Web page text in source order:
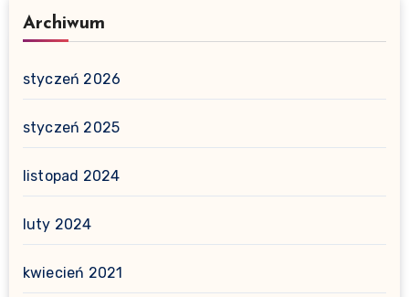
Archiwum
styczeń 2026
styczeń 2025
listopad 2024
luty 2024
kwiecień 2021